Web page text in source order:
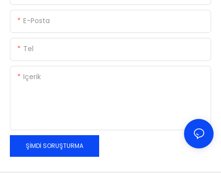
E-Posta
Tel
Içerik
ŞIMDI SORUŞTURMA